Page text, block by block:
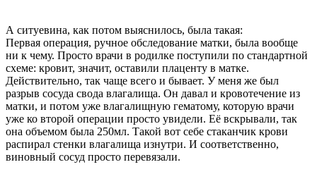
А ситуевина, как потом выяснилось, была такая:
Первая операция, ручное обследование матки, была вообще
ни к чему. Просто врачи в родилке поступили по стандартной
схеме: кровит, значит, оставили плаценту в матке.
Действительно, так чаще всего и бывает. У меня же был
разрыв сосуда свода влагалища. Он давал и кровотечение из
матки, и потом уже влагалищную гематому, которую врачи
уже ко второй операции просто увидели. Её вскрывали, так
она объемом была 250мл. Такой вот себе стаканчик крови
распирал стенки влагалища изнутри. И соответственно,
виновный сосуд просто перевязали.